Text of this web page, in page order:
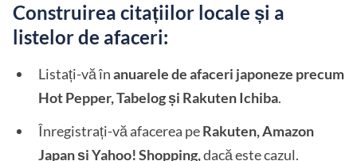
Construirea citațiilor locale și a
listelor de afaceri:
Listați-vă înanuarele de afaceri japoneze precum
Hot Pepper, Tabelog și Rakuten Ichiba.
Înregistrați-vă afacerea peRakuten, Amazon
Japan și Yahoo! Shopping,dacă este cazul.